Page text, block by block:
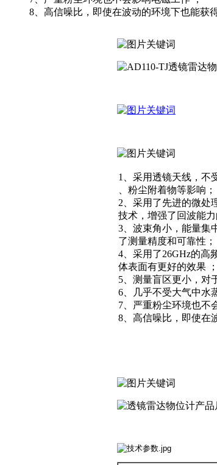
8、高信噪比，即使在波动的环境下也能获
1、采用透镜天线，不
、粉尘附着物等影响；
2、采用了先进的微处
技术，增强了回波能
3、波束角小，能量集
了测量精度和可靠性；
4、采用了26GHz的高
体表面有更好的效果 ；
5、测量盲区更小，对
6、几乎不受大气中水
7、严重粉尘环境也不
8、高信噪比，即使在